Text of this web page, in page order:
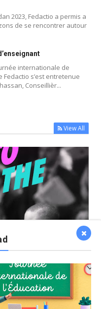
2023, Fedactio a permis a
de se rencontrer autour
internationale de
Fedactio s’est entretenue
Conseillièr...
View All
changer le
la Journée des
m...